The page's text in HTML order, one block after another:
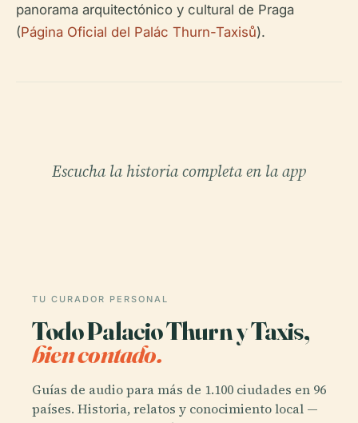
panorama arquitectónico y cultural de Praga
(Página Oficial del Palác Thurn-Taxisů).
Escucha la historia completa en la app
TU CURADOR PERSONAL
Todo Palacio Thurn y Taxis,
bien contado.
Guías de audio para más de 1.100 ciudades en 96
países. Historia, relatos y conocimiento local —